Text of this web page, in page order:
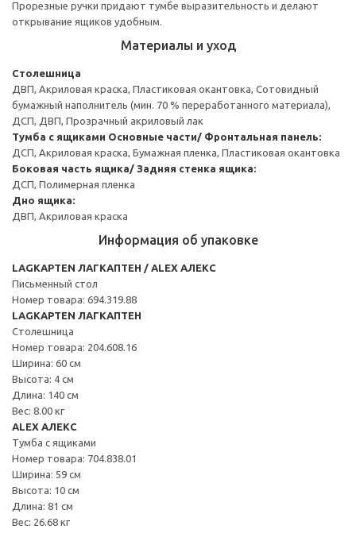
Прорезные ручки придают тумбе выразительность и делают
открывание ящиков удобным.
Материалы и уход
Столешница
ДВП, Акриловая краска, Пластиковая окантовка, Сотовидный
бумажный наполнитель (мин. 70 % переработанного материала),
ДСП, ДВП, Прозрачный акриловый лак
Тумба с ящиками Основные части/ Фронтальная панель:
ДСП, Акриловая краска, Бумажная пленка, Пластиковая окантовка
Боковая часть ящика/ Задняя стенка ящика:
ДСП, Полимерная пленка
Дно ящика:
ДВП, Акриловая краска
Информация об упаковке
LAGKAPTEN ЛАГКАПТЕН / ALEX АЛЕКС
Письменный стол
Номер товара: 694.319.88
LAGKAPTEN ЛАГКАПТЕН
Столешница
Номер товара: 204.608.16
Ширина: 60 см
Высота: 4 см
Длина: 140 см
Вес: 8.00 кг
ALEX АЛЕКС
Тумба с ящиками
Номер товара: 704.838.01
Ширина: 59 см
Высота: 10 см
Длина: 81 см
Вес: 26.68 кг